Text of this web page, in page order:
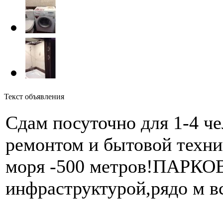
Текст объявления
Сдам посуточно для 1-4
ремонтом и бытовой
моря -500
инфраструктурой,рядо м